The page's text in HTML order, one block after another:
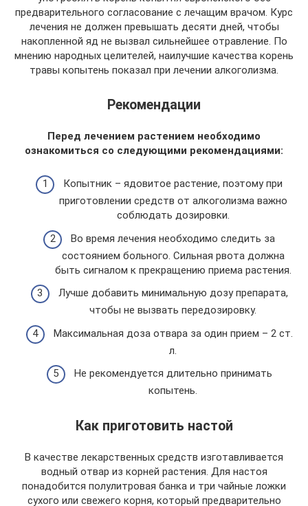
предварительного согласование с лечащим врачом. Курс
лечения не должен превышать десяти дней, чтобы
накопленной яд не вызвал сильнейшее отравление. По
мнению народных целителей, наилучшие качества корень
травы копытень показал при лечении алкоголизма.
Рекомендации
Перед лечением растением необходимо
ознакомиться со следующими рекомендациями:
Копытник – ядовитое растение, поэтому при
приготовлении средств от алкоголизма важно
соблюдать дозировки.
Во время лечения необходимо следить за
состоянием больного. Сильная рвота должна
быть сигналом к прекращению приема растения.
Лучше добавить минимальную дозу препарата,
чтобы не вызвать передозировку.
Максимальная доза отвара за один прием – 2 ст.
л.
Не рекомендуется длительно принимать
копытень.
Как приготовить настой
В качестве лекарственных средств изготавливается
водный отвар из корней растения. Для настоя
понадобится полулитровая банка и три чайные ложки
сухого или свежего корня, который предварительно